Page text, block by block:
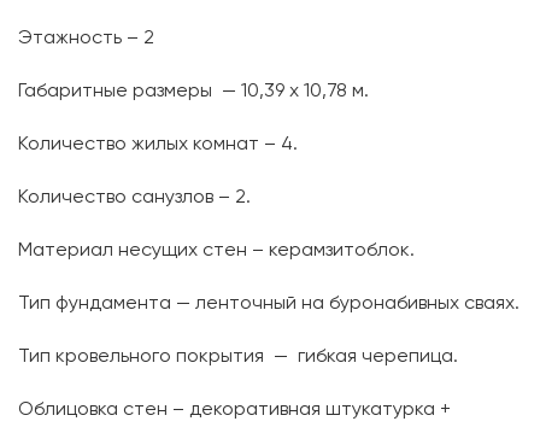
Этажность – 2
Габаритные размеры — 10,39 х 10,78 м.
Количество жилых комнат – 4.
Количество санузлов – 2.
Материал несущих стен – керамзитоблок.
Тип фундамента — ленточный на буронабивных сваях.
Тип кровельного покрытия — гибкая черепица.
Облицовка стен – декоративная штукатурка +